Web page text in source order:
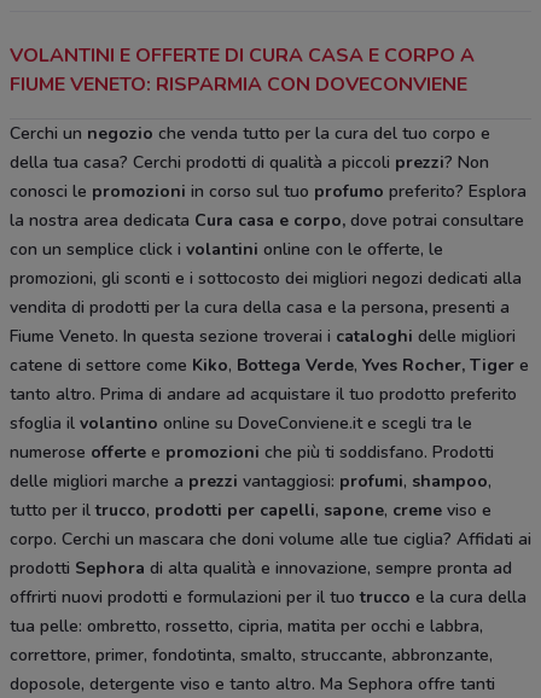
VOLANTINI E OFFERTE DI CURA CASA E CORPO A
FIUME VENETO: RISPARMIA CON DOVECONVIENE
Cerchi un negozio che venda tutto per la cura del tuo corpo e
della tua casa? Cerchi prodotti di qualità a piccoli prezzi? Non
conosci le promozioni in corso sul tuo profumo preferito? Esplora
la nostra area dedicata Cura casa e corpo, dove potrai consultare
con un semplice click i volantini online con le offerte, le
promozioni, gli sconti e i sottocosto dei migliori negozi dedicati alla
vendita di prodotti per la cura della casa e la persona, presenti a
Fiume Veneto. In questa sezione troverai i cataloghi delle migliori
catene di settore come Kiko, Bottega Verde, Yves Rocher, Tiger e
tanto altro. Prima di andare ad acquistare il tuo prodotto preferito
sfoglia il volantino online su DoveConviene.it e scegli tra le
numerose offerte e promozioni che più ti soddisfano. Prodotti
delle migliori marche a prezzi vantaggiosi: profumi, shampoo,
tutto per iltrucco, prodotti per capelli, sapone, creme viso e
corpo. Cerchi un mascara che doni volume alle tue ciglia? Affidati ai
prodotti Sephora di alta qualità e innovazione, sempre pronta ad
offrirti nuovi prodotti e formulazioni per il tuotrucco e la cura della
tua pelle: ombretto, rossetto, cipria, matita per occhi e labbra,
correttore, primer, fondotinta, smalto, struccante, abbronzante,
doposole, detergente viso e tanto altro. Ma Sephora offre tanti